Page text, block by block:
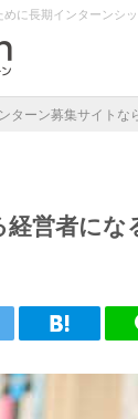
に長期インターンシ
ターン募集サイトな
経営者に